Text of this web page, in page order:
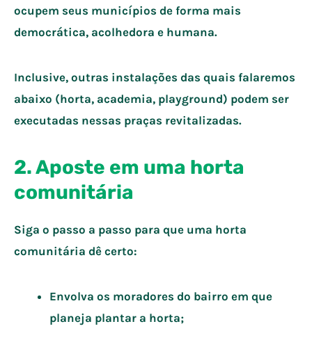
ocupem seus municípios de forma mais
democrática, acolhedora e humana.
Inclusive, outras instalações das quais falaremos
abaixo (horta, academia, playground) podem ser
executadas nessas praças revitalizadas.
2. Aposte em uma horta
comunitária
Siga o passo a passo para que uma horta
comunitária dê certo:
Envolva os moradores do bairro em que
planeja plantar a horta;